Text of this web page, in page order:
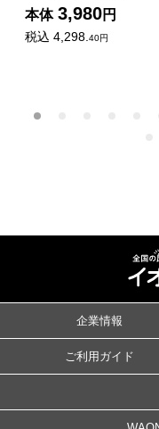
本体 3,980円
税込 4,298.40円
企業情報
ご利用ガイド